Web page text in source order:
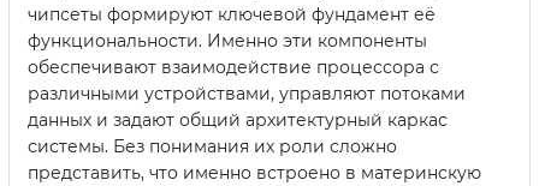
чипсеты формируют ключевой фундамент её
функциональности. Именно эти компоненты
обеспечивают взаимодействие процессора с
различными устройствами, управляют потоками
данных и задают общий архитектурный каркас
системы. Без понимания их роли сложно
представить, что именно встроено в материнскую